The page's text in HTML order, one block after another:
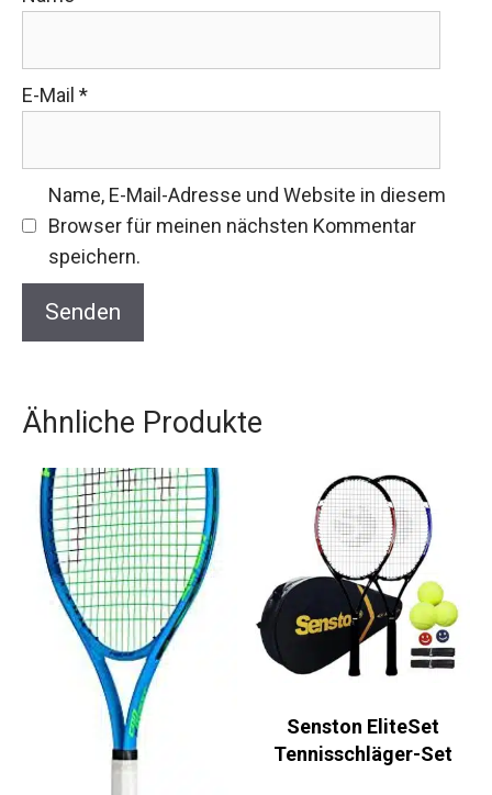
E-Mail *
Name, E-Mail-Adresse und Website in diesem
Browser für meinen nächsten Kommentar
speichern.
Ähnliche Produkte
Senston EliteSet
Tennisschläger-Set